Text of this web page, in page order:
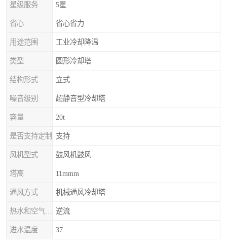
星级服务 5星
省心 省心省力
用途范围 工业冷却降温
类型 圆形冷却塔
结构形式 立式
噪音级别 超静音型冷却塔
容量 20t
是否支持定制 支持
风机型式 鼓风机鼓风
塔高 11mmm
通风方式 机械通风冷却塔
逆流
进水温度 37